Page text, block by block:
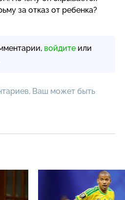
за отказ от ребенка?
войдите или
Ваш может быть